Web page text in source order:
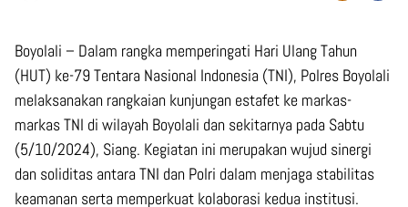
Boyolali – Dalam rangka memperingati Hari Ulang Tahun
(HUT) ke-79 Tentara Nasional Indonesia (TNI), Polres Boyolali
melaksanakan rangkaian kunjungan estafet ke markas-
markas TNI di wilayah Boyolali dan sekitarnya pada Sabtu
(5/10/2024), Siang. Kegiatan ini merupakan wujud sinergi
dan soliditas antara TNI dan Polri dalam menjaga stabilitas
keamanan serta memperkuat kolaborasi kedua institusi.